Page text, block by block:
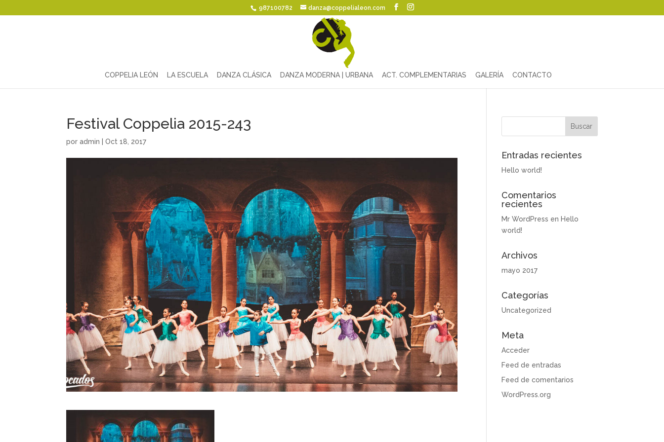
987100782 danza@coppelialeon.com
COPPELIA LEÓN LA ESCUELA DANZA CLÁSICA DANZA MODERNA | URBANA ACT. COMPLEMENTARIAS GALERÍA CONTACTO
Festival Coppelia 2015-243
poradmin |Oct 18, 2017
Entradas recientes
Hello world!
Comentarios
recientes
Mr WordPress en Hello
world!
Archivos
mayo 2017
Categorías
Uncategorized
Meta
Acceder
Feed de entradas
Feed de comentarios
WordPress.org